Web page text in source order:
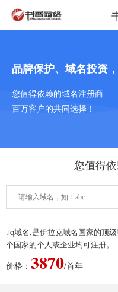
品牌保护、域名投资
您值得依赖的域名注册商
百万客户的共同选择！
您值得
.iq域名,是伊拉克域名国家的顶
个国家的个人或企业均可注册。
价格： 3870/首年